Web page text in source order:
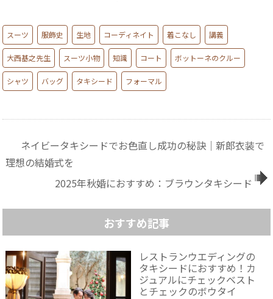
スーツ 服飾史 生地 コーディネイト 着こなし 講義
大西基之先生 スーツ小物 知識 コート ボットーネのクルー
シャツ バッグ タキシード フォーマル
ネイビータキシードでお色直し成功の秘訣｜新郎衣装で
理想の結婚式を
2025年秋婚におすすめ：ブラウンタキシード
おすすめ記事
レストランウエディングの
タキシードにおすすめ！カ
ジュアルにチェックベスト
とチェックのボウタイ